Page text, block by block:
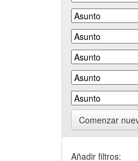
Comenzar
Añadir filtros: